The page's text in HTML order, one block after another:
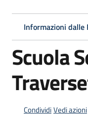
Servizi
Centri
per
Informazioni dalle
Scuola
CondividiVedi azioni